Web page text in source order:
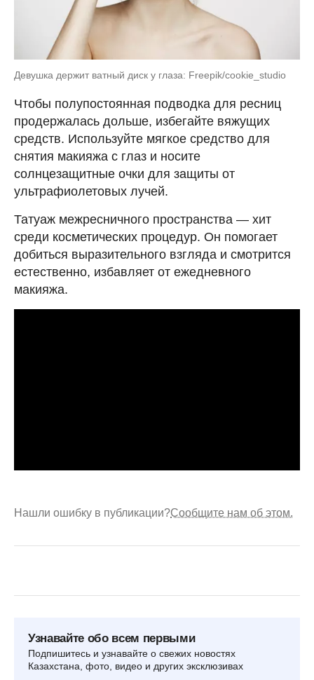
Девушка держит ватный диск у глаза: Freepik/cookie_studio
Чтобы полупостоянная подводка для ресниц
продержалась дольше, избегайте вяжущих
средств. Используйте мягкое средство для
снятия макияжа с глаз и носите
солнцезащитные очки для защиты от
ультрафиолетовых лучей.
Татуаж межресничного пространства — хит
среди косметических процедур. Он помогает
добиться выразительного взгляда и смотрится
естественно, избавляет от ежедневного
макияжа.
Нашли ошибку в публикации?Сообщите нам об этом.
Узнавайте обо всем первыми
Подпишитесь и узнавайте о свежих новостях
Казахстана, фото, видео и других эксклюзивах